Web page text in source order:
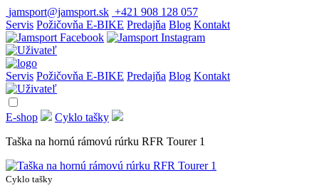
jamsport@jamsport.sk +421 908 128 057
Servis Požičovňa E-BIKE Predajňa Blog Kontakt
Servis Požičovňa E-BIKE Predajňa Blog Kontakt
E-shop
Cyklo tašky
Taška na hornú rámovú rúrku RFR Tourer 1
Cyklo tašky